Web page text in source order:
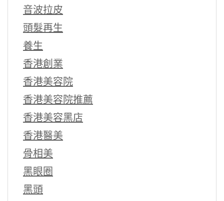
音波拉皮
頭髮再生
養生
香港創業
香港美容院
香港美容院推薦
香港美容黑店
香港醫美
骨相美
黑眼圈
黑頭